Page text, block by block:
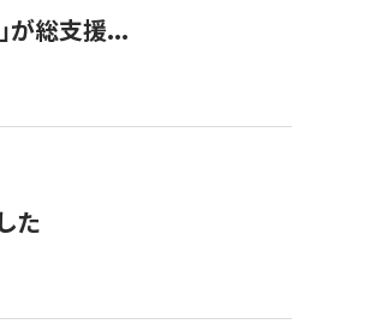
が総支援...
た